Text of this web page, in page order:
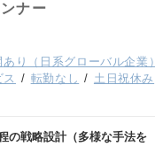
ナー
り（日系グローバル企業）
転勤なし 土日祝休み
の戦略設計（多様な手法を